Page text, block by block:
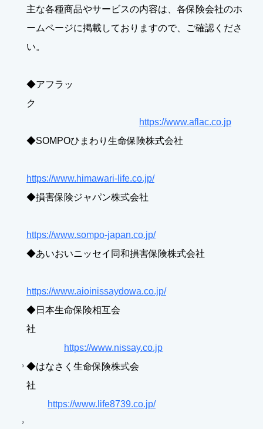
主な各種商品やサービスの内容は、各保険会社のホ
ームページに掲載しておりますので、ご確認くださ
い。
◆アフラッ
ク
https://www.aflac.co.jp
◆SOMPOひまわり生命保険株式会社
https://www.himawari-life.co.jp/
◆損害保険ジャパン株式会社
https://www.sompo-japan.co.jp/
◆あいおいニッセイ同和損害保険株式会社
https://www.aioinissaydowa.co.jp/
◆日本生命保険相互会
社
https://www.nissay.co.jp
◆はなさく生命保険株式会
社
https://www.life8739.co.jp/